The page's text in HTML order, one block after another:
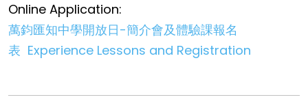
Online Application:
萬鈞匯知中學開放日-簡介會及體驗課報名
表 Experience Lessons and Registration